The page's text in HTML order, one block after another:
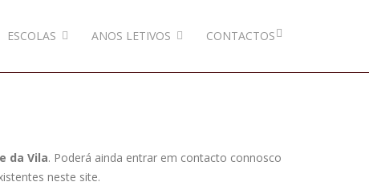
ESCOLAS ANOS LETIVOS CONTACTOS
da Vila. Poderá ainda entrar em contacto connosco
neste site.